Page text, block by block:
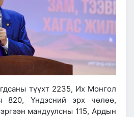
түүхт 2235, Их Монгол
820, Үндэсний эрх чөлөө,
мандуулсны 115, Ардын